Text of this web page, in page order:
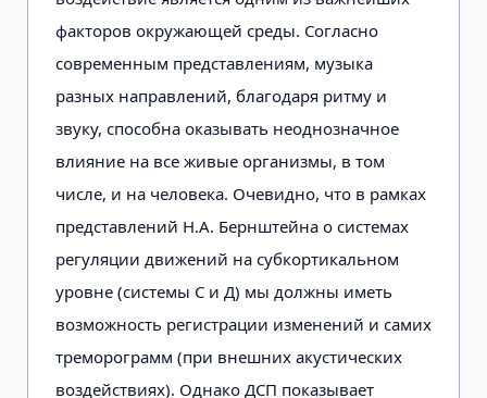
факторов окружающей среды. Согласно
современным представлени­ям, музыка
разных направлений, благодаря ритму и
звуку, способна оказывать неоднозначное
влияние на все живые организмы, в том
числе, и на человека. Очевидно, что в рамках
представлений Н.А. Бернштейна о системах
регуляции движений на субкортикальном
уровне (системы С и Д) мы должны иметь
возможность регистрации изменений и са­мих
треморограмм (при внешних аку­стических
воздействиях). Однако ДСП показывает